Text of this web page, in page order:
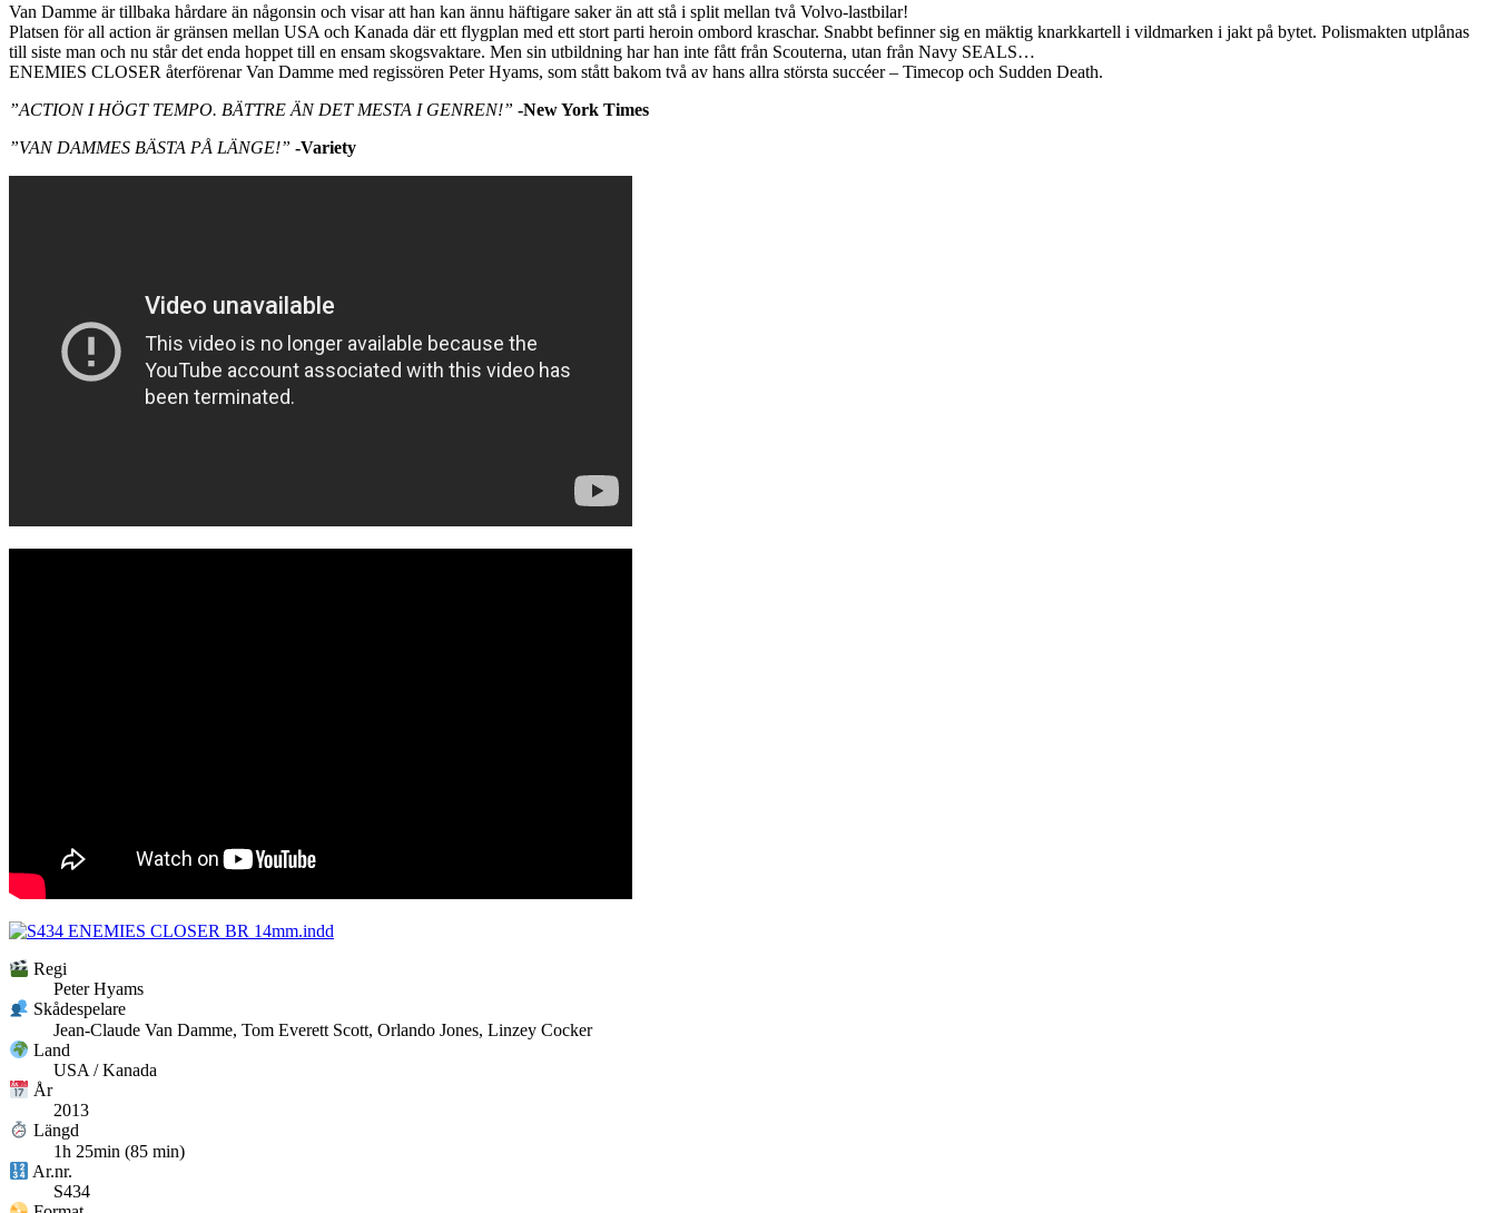
Van Damme är tillbaka hårdare än någonsin och visar att han kan ännu häftigare saker än att stå i split mellan två Volvo-lastbilar!
Platsen för all action är gränsen mellan USA och Kanada där ett flygplan med ett stort parti heroin ombord kraschar. Snabbt befinner sig en mäktig knarkkartell i vildmarken i jakt på bytet. Polismakten utplånas
till siste man och nu står det enda hoppet till en ensam skogsvaktare. Men sin utbildning har han inte fått från Scouterna, utan från Navy SEALS…
ENEMIES CLOSER återförenar Van Damme med regissören Peter Hyams, som stått bakom två av hans allra största succéer – Timecop och Sudden Death.
”ACTION I HÖGT TEMPO. BÄTTRE ÄN DET MESTA I GENREN!” -New York Times
”VAN DAMMES BÄSTA PÅ LÄNGE!” -Variety
Regi
Peter Hyams
Skådespelare
Jean-Claude Van Damme, Tom Everett Scott, Orlando Jones, Linzey Cocker
Land
USA / Kanada
År
2013
Längd
1h 25min (85 min)
Ar.nr.
S434